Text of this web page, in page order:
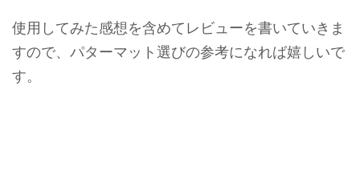
使用してみた感想を含めてレビューを書いていきま
すので、パターマット選びの参考になれば嬉しいで
す。